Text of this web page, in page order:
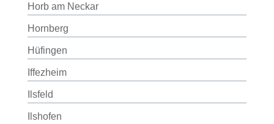
Horb am Neckar
Hornberg
Hüfingen
Iffezheim
Ilsfeld
Ilshofen